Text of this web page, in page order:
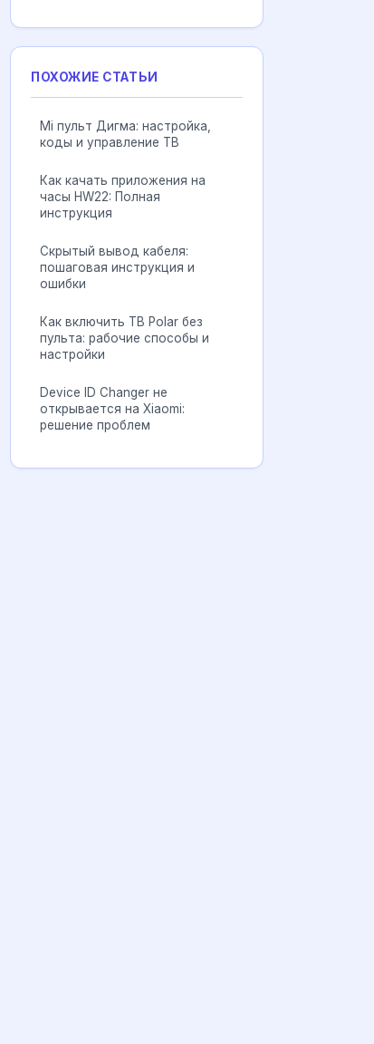
ПОХОЖИЕ СТАТЬИ
Mi пульт Дигма: настройка,
коды и управление ТВ
Как качать приложения на
часы HW22: Полная
инструкция
Скрытый вывод кабеля:
пошаговая инструкция и
ошибки
Как включить ТВ Polar без
пульта: рабочие способы и
настройки
Device ID Changer не
открывается на Xiaomi:
решение проблем